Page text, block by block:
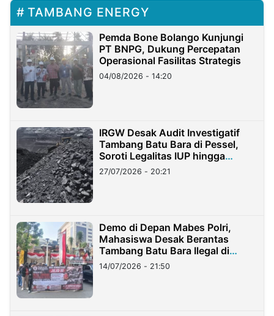
TAMBANG ENERGY
Pemda Bone Bolango Kunjungi
PT BNPG, Dukung Percepatan
Operasional Fasilitas Strategis
04/08/2026 - 14:20
IRGW Desak Audit Investigatif
Tambang Batu Bara di Pessel,
Soroti Legalitas IUP hingga
Stockpile
27/07/2026 - 20:21
Demo di Depan Mabes Polri,
Mahasiswa Desak Berantas
Tambang Batu Bara Ilegal di
Lampung
14/07/2026 - 21:50